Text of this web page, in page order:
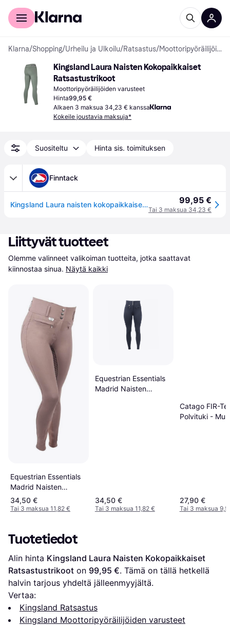
Kuluttajille
Klarna/Shopping/Urheilu ja Ulkoilu/Ratsastus/ Moottoripyöräilijöiden varusteet
Kingsland Laura Naisten Kokopaikkaiset
Ratsastustrikoot
Moottoripyöräilijöiden varusteet
Hinta99,95 €
Alkaen 3 maksua 34,23 € kanssa
Kokeile joustavia maksuja*
Suositeltu Hinta sis. toimituksen
Finntack
Kingsland Laura naisten kokopaikkaiset ratsastustrikoot 99,95 €
Tai 3 maksua 34,23 €
Liittyvät tuotteet
Olemme valinneet valikoiman tuotteita, jotka saattavat
kiinnostaa sinua. Näytä kaikki
Equestrian Essentials
Madrid Naisten
Kokopaikkaiset
Ratsastushousut
34,50 €
Tai 3 maksua 11,82 €
Equestrian Essentials
Madrid Naisten
34,50 €
Tai 3 maksua 11,82 €
Catago FIR-
Polvituki -
27,90 €
Tai 3 maksua
Tuotetiedot
Alin hinta Kingsland Laura Naisten Kokopaikkaiset
Ratsastustrikoot on 99,95 €. Tämä on tällä hetkellä
halvin tarjous yhdeltä jälleenmyyjältä.
Vertaa:
Kingsland Ratsastus
Kingsland Moottoripyöräilijöiden varusteet